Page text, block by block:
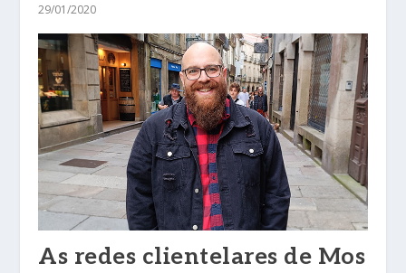
29/01/2020
As redes clientelares de Mos